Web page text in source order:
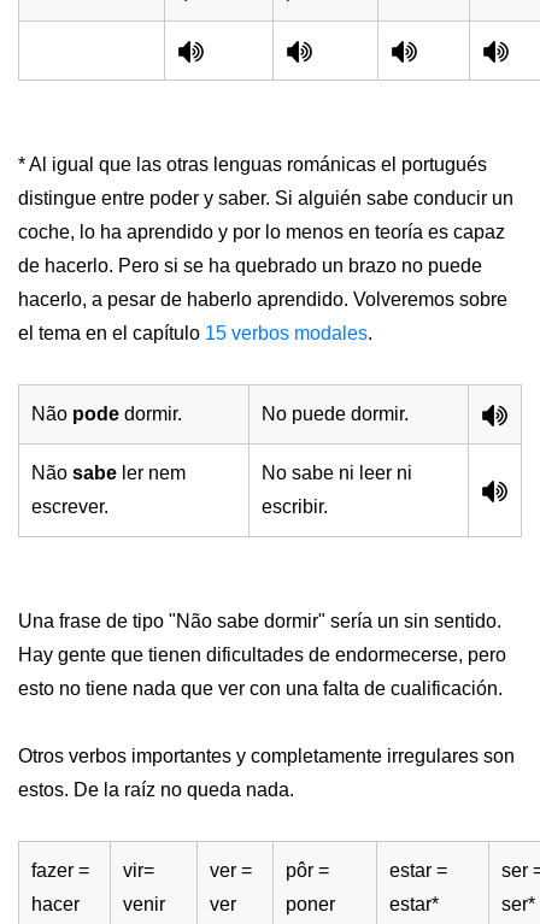
* Al igual que las otras lenguas románicas el portugués
distingue entre poder y saber. Si alguién sabe conducir un
coche, lo ha aprendido y por lo menos en teoría es capaz
de hacerlo. Pero si se ha quebrado un brazo no puede
hacerlo, a pesar de haberlo aprendido. Volveremos sobre
el tema en el capítulo 15 verbos modales.
Não pode dormir. No puede dormir.
Não sabe ler nem
escrever.
No sabe ni leer ni
escribir.
Una frase de tipo "Não sabe dormir" sería un sin sentido.
Hay gente que tienen dificultades de endormecerse, pero
esto no tiene nada que ver con una falta de cualificación.
Otros verbos importantes y completamente irregulares son
estos. De la raíz no queda nada.
fazer =
hacer
vir=
venir
ver =
ver
pôr =
poner
estar =
estar*
ser
ser*